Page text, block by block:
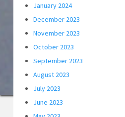
January 2024
December 2023
November 2023
October 2023
September 2023
August 2023
July 2023
June 2023